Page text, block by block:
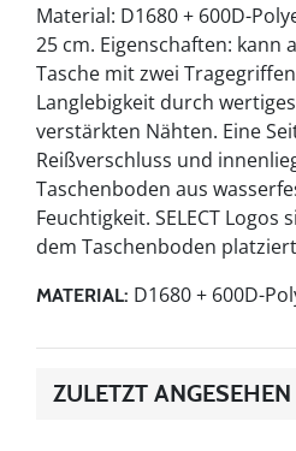
Material: D1680 + 600D-
25 cm. Eigenschaften: kann
Tasche mit zwei
Langlebigkeit durch
verstärkten Nähten. Eine
Reißverschluss und
Taschenboden aus
Feuchtigkeit. SELECT
dem Taschenboden
MATERIAL: D1680 + 600D-
ZULETZT ANGESEHEN